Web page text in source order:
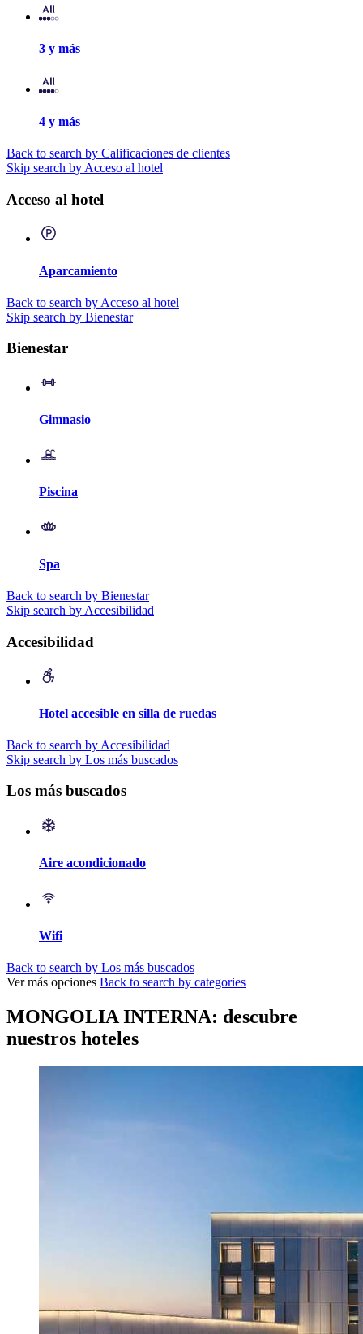
3 y más
4 y más
Back to search by Calificaciones de clientes
Skip search by Acceso al hotel
Acceso al hotel
Aparcamiento
Back to search by Acceso al hotel
Skip search by Bienestar
Bienestar
Gimnasio
Piscina
Spa
Back to search by Bienestar
Skip search by Accesibilidad
Accesibilidad
Hotel accesible en silla de ruedas
Back to search by Accesibilidad
Skip search by Los más buscados
Los más buscados
Aire acondicionado
Wifi
Back to search by Los más buscados
Ver más opciones Back to search by categories
MONGOLIA INTERNA: descubre
nuestros hoteles